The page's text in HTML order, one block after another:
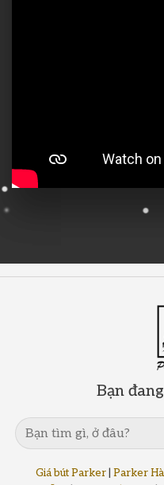
Bạn
Giá bút Parker| Parker